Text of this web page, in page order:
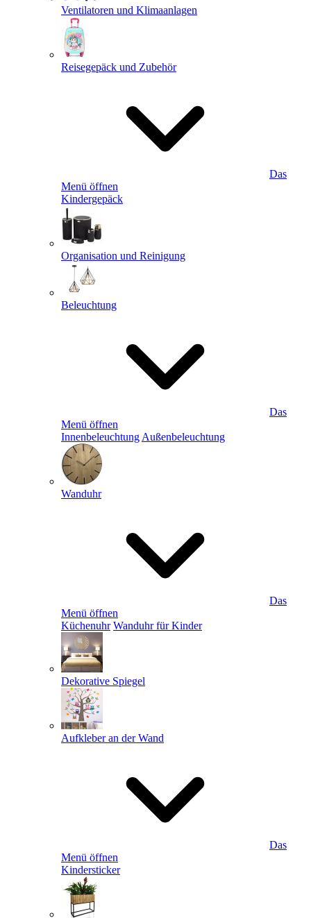
Ventilatoren und Klimaanlagen
Reisegepäck und Zubehör
Das
Menü öffnen
Kindergepäck
Organisation und Reinigung
Beleuchtung
Das
Menü öffnen
Innenbeleuchtung Außenbeleuchtung
Wanduhr
Das
Menü öffnen
Küchenuhr Wanduhr für Kinder
Dekorative Spiegel
Aufkleber an der Wand
Das
Menü öffnen
Kindersticker